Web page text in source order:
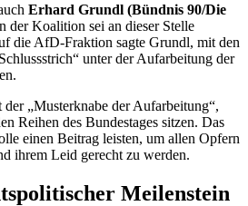
Erhard Grundl (Bündnis 90/Die
der Koalition sei an dieser Stelle
die AfD-Fraktion sagte Grundl, mit den
unter der Aufarbeitung der
„Musterknabe der Aufarbeitung“,
Reihen des Bundestages sitzen. Das
einen Beitrag leisten, um allen Opfern
ihrem Leid gerecht zu werden.
Meilenstein